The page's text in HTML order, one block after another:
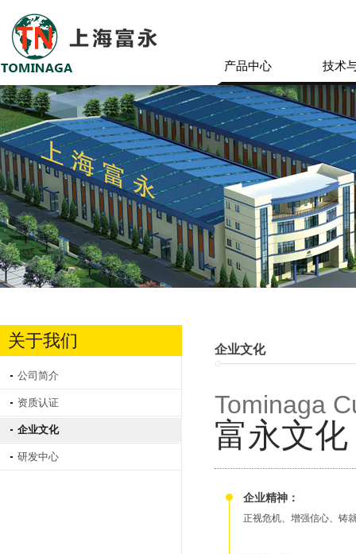
产品中心 技术
关于我们
公司简介
资质认证
企业文化
研发中心
企业文化
Tominaga
富永文化
企业精神：
正视危机、增强信心、铸